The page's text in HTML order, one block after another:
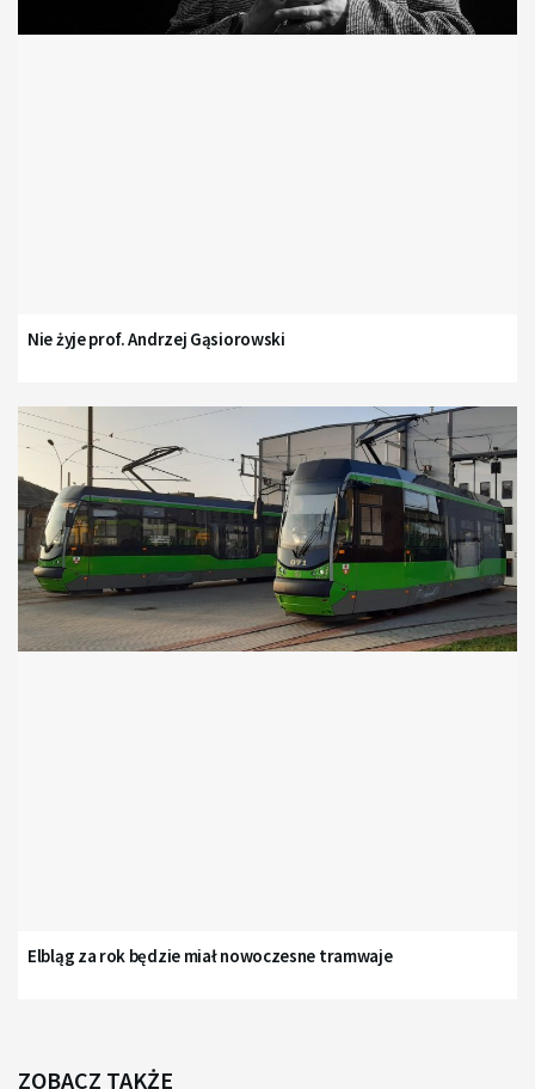
Nie żyje prof. Andrzej Gąsiorowski
Elbląg za rok będzie miał nowoczesne tramwaje
ZOBACZ TAKŻE